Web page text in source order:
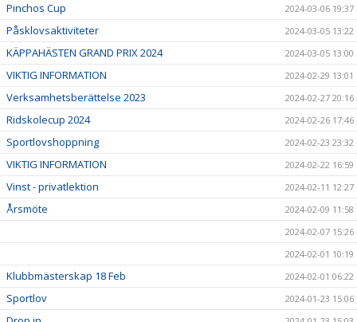
Pinchos Cup 2024-03-06 19:37
Påsklovsaktiviteter 2024-03-05 13:22
KÄPPAHÄSTEN GRAND PRIX 2024 2024-03-05 13:00
VIKTIG INFORMATION 2024-02-29 13:01
Verksamhetsberättelse 2023 2024-02-27 20:16
Ridskolecup 2024 2024-02-26 17:46
Sportlovshoppning 2024-02-23 23:32
VIKTIG INFORMATION 2024-02-22 16:59
Vinst - privatlektion 2024-02-11 12:27
Årsmöte
2024-02-09 11:58
2024-02-07 15:26
2024-02-01 10:19
Klubbmästerskap 18 Feb 2024-02-01 06:22
Sportlov 2024-01-23 15:06